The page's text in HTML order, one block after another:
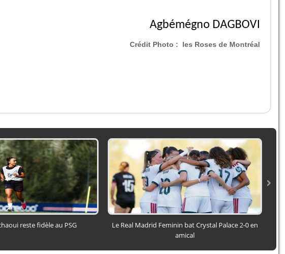
Agbémégno DAGBOVI
Crédit Photo : les Roses de Montréal
reste fidèle au PSG
Le Real Madrid Feminin bat Crystal Palace 2-0 en
amical